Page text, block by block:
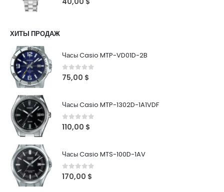
ХИТЫ ПРОДАЖ
Часы Casio MTP-VD01D-2B
0out of 5
75,00 $
Часы Casio MTP-1302D-1A1VDF
0out of 5
110,00 $
Часы Casio MTS-100D-1AV
0out of 5
170,00 $